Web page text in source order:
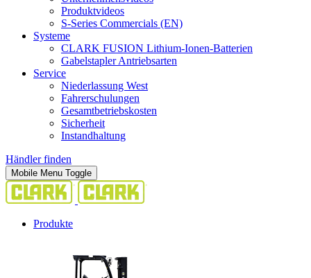
Produktvideos
S-Series Commercials (EN)
Systeme
CLARK FUSION Lithium-Ionen-Batterien
Gabelstapler Antriebsarten
Service
Niederlassung West
Fahrerschulungen
Gesamtbetriebskosten
Sicherheit
Instandhaltung
Händler finden
Mobile Menu Toggle
Produkte